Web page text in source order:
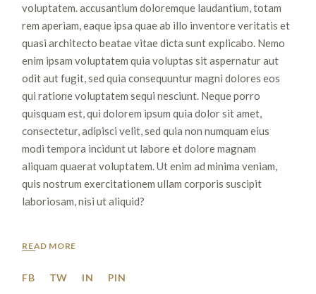
voluptatem. accusantium doloremque laudantium, totam
rem aperiam, eaque ipsa quae ab illo inventore veritatis et
quasi architecto beatae vitae dicta sunt explicabo. Nemo
enim ipsam voluptatem quia voluptas sit aspernatur aut
odit aut fugit, sed quia consequuntur magni dolores eos
qui ratione voluptatem sequi nesciunt. Neque porro
quisquam est, qui dolorem ipsum quia dolor sit amet,
consectetur, adipisci velit, sed quia non numquam eius
modi tempora incidunt ut labore et dolore magnam
aliquam quaerat voluptatem. Ut enim ad minima veniam,
quis nostrum exercitationem ullam corporis suscipit
laboriosam, nisi ut aliquid?
READ MORE
FB TW IN PIN